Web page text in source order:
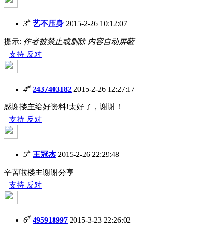
3# 艺不压身 2015-2-26 10:12:07
提示: 作者被禁止或删除 内容自动屏蔽
支持 反对
4# 2437403182 2015-2-26 12:27:17
感谢搂主给好资料!太好了，谢谢！
支持 反对
5# 王冠杰 2015-2-26 22:29:48
辛苦啦楼主谢谢分享
支持 反对
6# 495918997 2015-3-23 22:26:02